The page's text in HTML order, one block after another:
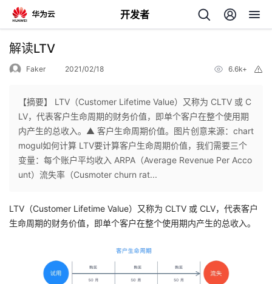
开发者
返
个
人
主
我
的
解读LTV
Faker 2021/02/18 6.6k+
【摘要】 LTV（Customer Lifetime Value）又称为 CLTV 或 C
LV，代表客户生命周期的财务价值，即单个客户在整个使用期
内产生的总收入。▲ 客户生命周期价值。图片创意来源：chart
mogul如何计算 LTV要计算客户生命周期价值，我们需要三个
变量：每个账户平均收入 ARPA（Average Revenue Per Acco
unt）流失率（Cusmoter churn rat...
LTV（Customer Lifetime Value）又称为 CLTV 或 CLV，代表客户
生命周期的财务价值，即单个客户在整个使用期内产生的总收入。